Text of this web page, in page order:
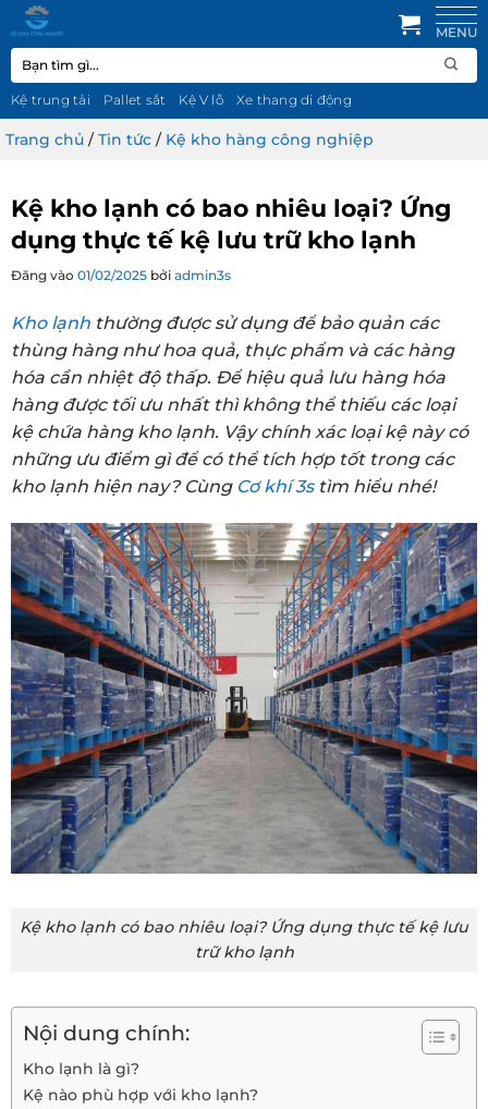
qua
nội
dung
Tìm
kiếm:
Kệ trung tải Pallet sắt Kệ V lỗ Xe thang di động
Trang chủ /Tin tức / Kệ kho hàng công nghiệp
Kệ kho lạnh có bao nhiêu loại? Ứng
dụng thực tế kệ lưu trữ kho lạnh
Đăng vào 01/02/2025 bởi admin3s
Kho lạnh thường được sử dụng để bảo quản các
thùng hàng như hoa quả, thực phẩm và các hàng
hóa cần nhiệt độ thấp. Để hiệu quả lưu hàng hóa
hàng được tối ưu nhất thì không thể thiếu các loại
kệ chứa hàng kho lạnh. Vậy chính xác loại kệ này có
những ưu điểm gì để có thể tích hợp tốt trong các
kho lạnh hiện nay? Cùng Cơ khí 3stìm hiểu nhé!
Kệ kho lạnh có bao nhiêu loại? Ứng dụng thực tế kệ lưu
trữ kho lạnh
Nội dung chính:
Kho lạnh là gì?
Kệ nào phù hợp với kho lạnh?